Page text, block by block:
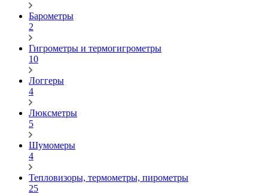
Барометры
2
Гигрометры и термогигрометры
10
Логгеры
4
Люксметры
5
Шумомеры
4
Тепловизоры, термометры, пирометры
25